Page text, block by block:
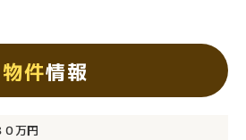
物件情報
０万円